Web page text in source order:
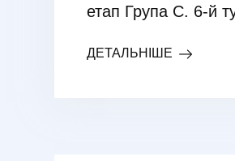
етап Група С. 6-й
ДЕТАЛЬНІШЕ